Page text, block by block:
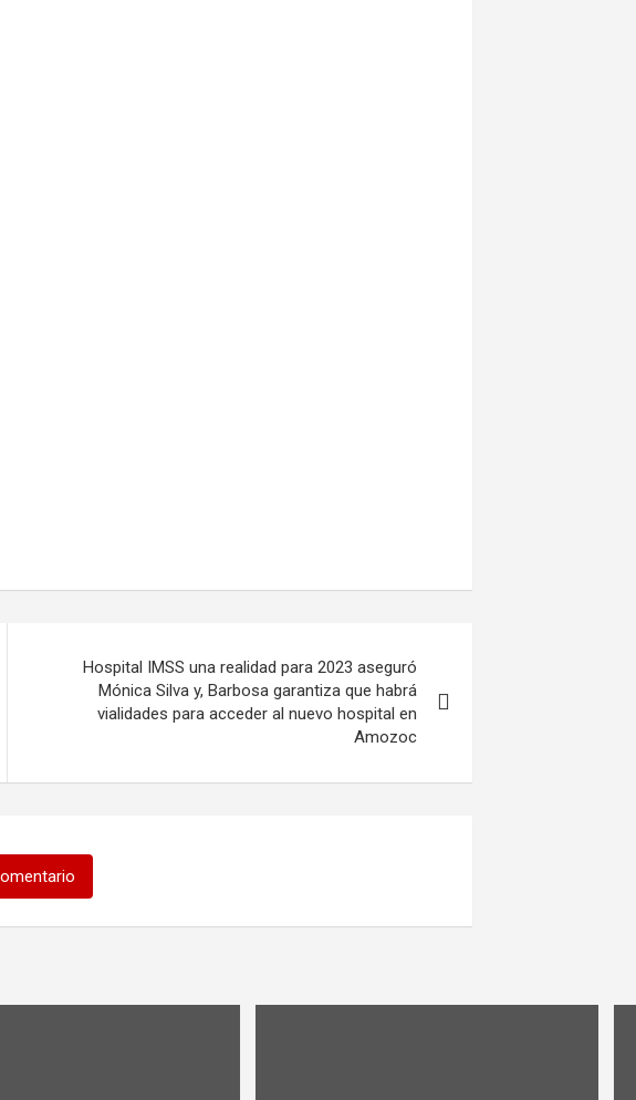
Hospital IMSS una realidad para 2023 aseguró
Mónica Silva y, Barbosa garantiza que habrá
vialidades para acceder al nuevo hospital en
Amozoc